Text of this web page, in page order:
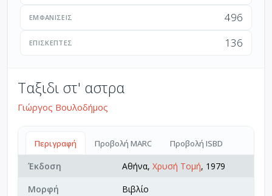
ΕΜΦΑΝΊΣΕΙΣ 496
ΕΠΙΣΚΈΠΤΕΣ 136
Ταξιδι στ' αστρα
Γιώργος Βουλοδήμος
Περιγραφή Προβολή MARC Προβολή ISBD
Έκδοση Αθήνα, Χρυσή Τομή, 1979
Μορφή
Βιβλίο